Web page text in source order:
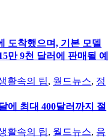
도착했으며, 기본 모델
만 9천 달러에 판매될
활속의 팁, 월드뉴스, 정
에 최대 400달러까지 절
활속의 팁, 월드뉴스, 음